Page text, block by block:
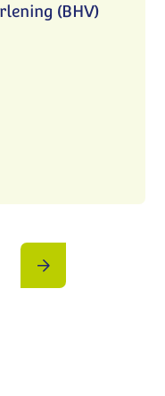
(BHV)